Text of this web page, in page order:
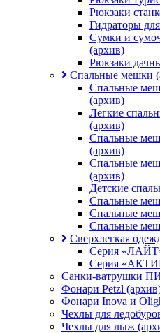
Рюкзаки
Гидраторы
Сумки и
(архив)
Рюкзаки
Спальные мешки
Спальные
(архив)
Легкие
(архив)
Спальные
(архив)
Спальные
(архив)
Детские
Спальные
Спальные
Спальные
Сверхлегкая
Серия
Серия
Санки-ватрушки
Фонари Petzl
Фонари Inova и
Чехлы для
Чехлы для лыж